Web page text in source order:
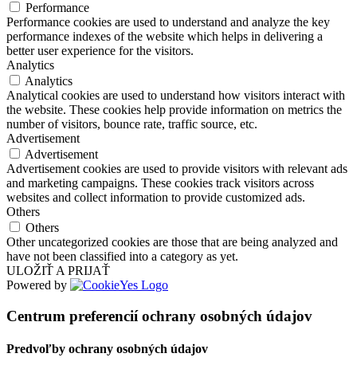
Performance
Performance cookies are used to understand and analyze the key
performance indexes of the website which helps in delivering a
better user experience for the visitors.
Analytics
Analytics
Analytical cookies are used to understand how visitors interact with
the website. These cookies help provide information on metrics the
number of visitors, bounce rate, traffic source, etc.
Advertisement
Advertisement
Advertisement cookies are used to provide visitors with relevant ads
and marketing campaigns. These cookies track visitors across
websites and collect information to provide customized ads.
Others
Others
Other uncategorized cookies are those that are being analyzed and
have not been classified into a category as yet.
ULOŽIŤ A PRIJAŤ
Powered by
Centrum preferencií ochrany osobných údajov
Predvoľby ochrany osobných údajov